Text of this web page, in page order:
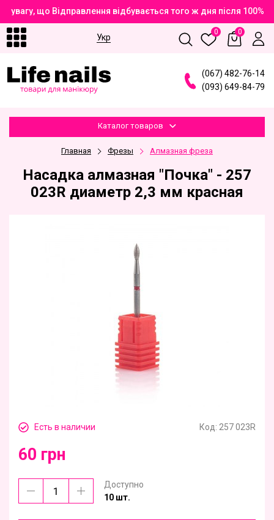
увагу, що Відправлення відбувається того ж дня після
Укр
0 0
(067) 482-76-14
(093) 649-84-79
Каталог товаров
Главная Фрезы Алмазная фреза
Насадка алмазная "Почка" - 257
023R диаметр 2,3 мм красная
Есть в наличии Код: 257 023R
60 грн
Доступно
10 шт.